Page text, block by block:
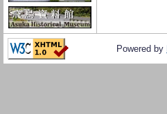
Powered by